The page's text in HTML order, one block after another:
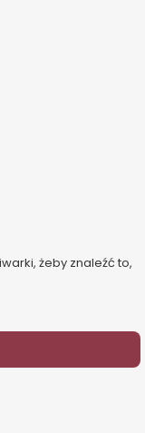
żeby znaleźć to,